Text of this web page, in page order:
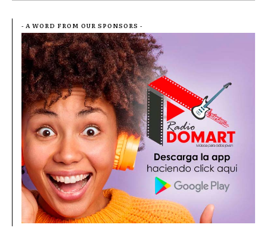
- A WORD FROM OUR SPONSORS -